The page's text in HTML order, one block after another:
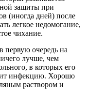
защиты при
(иногда дней) после
легкое недомогание,
чихание.
первую очередь на
лучше, чем
в которых его
инфекцию. Хорошо
раствором и